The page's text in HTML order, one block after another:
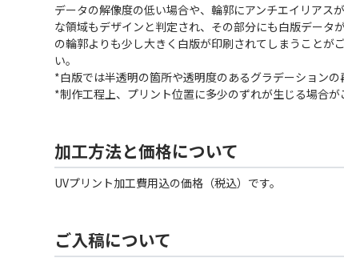
データの解像度の低い場合や、輪郭にアンチエイリアス
な領域もデザインと判定され、その部分にも白版データ
の輪郭よりも少し大きく白版が印刷されてしまうことが
い。
*白版では半透明の箇所や透明度のあるグラデーション
*制作工程上、プリント位置に多少のずれが生じる場合が
加工方法と価格について
UVプリント加工費用込の価格（税込）です。
ご入稿について